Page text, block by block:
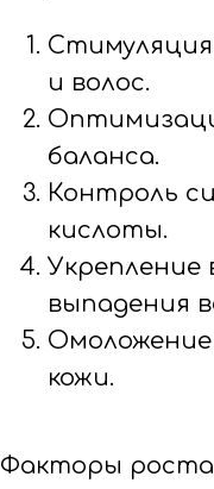
и волос.
баланса.
Контроль
кислоты.
Укрепление
выпадения
кожи.
Факторы роста